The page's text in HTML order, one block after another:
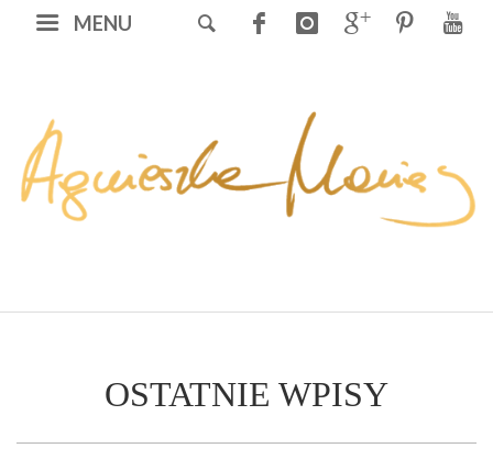
MENU
OSTATNIE WPISY